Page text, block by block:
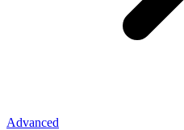
Advanced